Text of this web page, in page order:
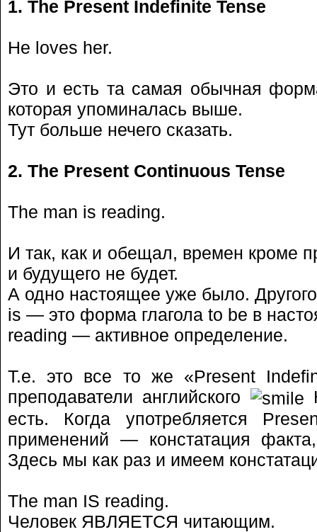
1. The Present Indefinite Tense
He loves her.
Это и есть та самая обычная
которая упоминалась выше.
Тут больше нечего сказать.
2. The Present Continuous Tense
The man is reading.
И так, как и обещал, времен кроме
и будущего не будет.
А одно настоящее уже было.
is — это форма глагола to be в
reading — активное определение.
Т.е. это все то же «Present
преподаватели английского
есть. Когда употребляется
применений — констатация
Здесь мы как раз и имеем
The man IS reading.
Человек ЯВЛЯЕТСЯ читающим.